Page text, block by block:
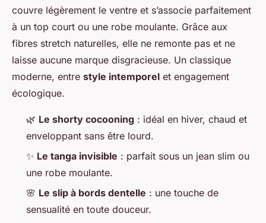
couvre légèrement le ventre et s’associe parfaitement
à un top court ou une robe moulante. Grâce aux
fibres stretch naturelles, elle ne remonte pas et ne
laisse aucune marque disgracieuse. Un classique
moderne, entre style intemporel et engagement
écologique.
🌿 Le shorty cocooning : idéal en hiver, chaud et
enveloppant sans être lourd.
✨ Le tanga invisible : parfait sous un jean slim ou
une robe moulante.
🌸 Le slip à bords dentelle : une touche de
sensualité en toute douceur.